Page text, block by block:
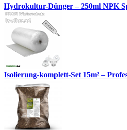
Hydrokultur-Dünger – 250ml NPK
Isolierung-komplett-Set 15m² –